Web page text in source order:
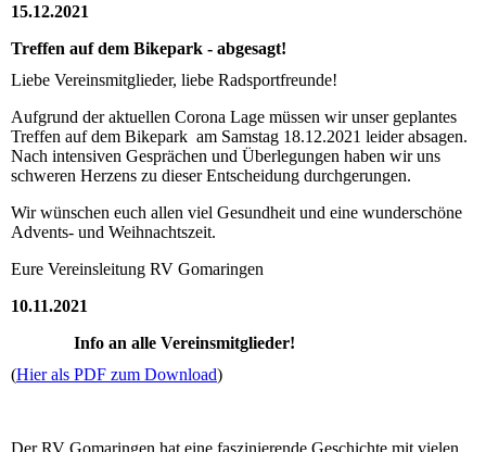
15.12.2021
Treffen auf dem Bikepark - abgesagt!
Liebe Vereinsmitglieder, liebe Radsportfreunde!
Aufgrund der aktuellen Corona Lage müssen wir unser geplantes
Treffen auf dem Bikepark am Samstag 18.12.2021 leider absagen.
Nach intensiven Gesprächen und Überlegungen haben wir uns
schweren Herzens zu dieser Entscheidung durchgerungen.
Wir wünschen euch allen viel Gesundheit und eine wunderschöne
Advents- und Weihnachtszeit.
Eure Vereinsleitung RV Gomaringen
10.11.2021
Info an alle Vereinsmitglieder!
(Hier als PDF zum Download)